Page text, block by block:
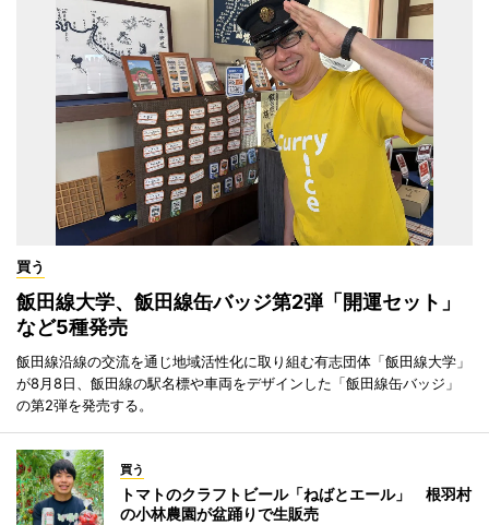
買う
飯田線大学、飯田線缶バッジ第2弾「開運セット」
など5種発売
飯田線沿線の交流を通じ地域活性化に取り組む有志団体「飯田線大学」
が8月8日、飯田線の駅名標や車両をデザインした「飯田線缶バッジ」
の第2弾を発売する。
買う
トマトのクラフトビール「ねばとエール」 根羽村
の小林農園が盆踊りで生販売